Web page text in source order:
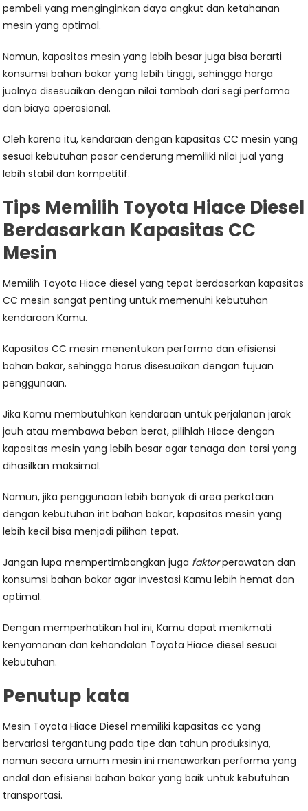
pembeli yang menginginkan daya angkut dan ketahanan
mesin yang optimal.
Namun, kapasitas mesin yang lebih besar juga bisa berarti
konsumsi bahan bakar yang lebih tinggi, sehingga harga
jualnya disesuaikan dengan nilai tambah dari segi performa
dan biaya operasional.
Oleh karena itu, kendaraan dengan kapasitas CC mesin yang
sesuai kebutuhan pasar cenderung memiliki nilai jual yang
lebih stabil dan kompetitif.
Tips Memilih Toyota Hiace Diesel
Berdasarkan Kapasitas CC
Mesin
Memilih Toyota Hiace diesel yang tepat berdasarkan kapasitas
CC mesin sangat penting untuk memenuhi kebutuhan
kendaraan Kamu.
Kapasitas CC mesin menentukan performa dan efisiensi
bahan bakar, sehingga harus disesuaikan dengan tujuan
penggunaan.
Jika Kamu membutuhkan kendaraan untuk perjalanan jarak
jauh atau membawa beban berat, pilihlah Hiace dengan
kapasitas mesin yang lebih besar agar tenaga dan torsi yang
dihasilkan maksimal.
Namun, jika penggunaan lebih banyak di area perkotaan
dengan kebutuhan irit bahan bakar, kapasitas mesin yang
lebih kecil bisa menjadi pilihan tepat.
Jangan lupa mempertimbangkan juga faktorperawatan dan
konsumsi bahan bakar agar investasi Kamu lebih hemat dan
optimal.
Dengan memperhatikan hal ini, Kamu dapat menikmati
kenyamanan dan kehandalan Toyota Hiace diesel sesuai
kebutuhan.
Penutup kata
Mesin Toyota Hiace Diesel memiliki kapasitas cc yang
bervariasi tergantung pada tipe dan tahun produksinya,
namun secara umum mesin ini menawarkan performa yang
andal dan efisiensi bahan bakar yang baik untuk kebutuhan
transportasi.